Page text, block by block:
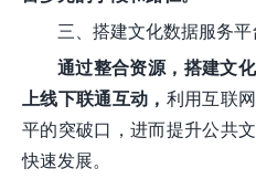
三、搭建文化数据服务平
通过整合资源，搭建文
上线下联通互动， 利用互联
平的突破口，进而提升公共
快速发展。